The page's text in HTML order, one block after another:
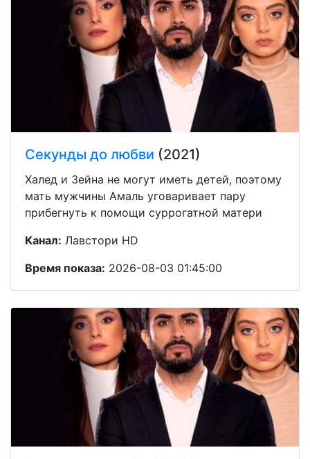
Секунды до любви (2021)
Халед и Зейна не могут иметь детей, поэтому
мать мужчины Амаль уговаривает пару
прибегнуть к помощи суррогатной матери
Канал: Лавстори HD
Время показа: 2026-08-03 01:45:00